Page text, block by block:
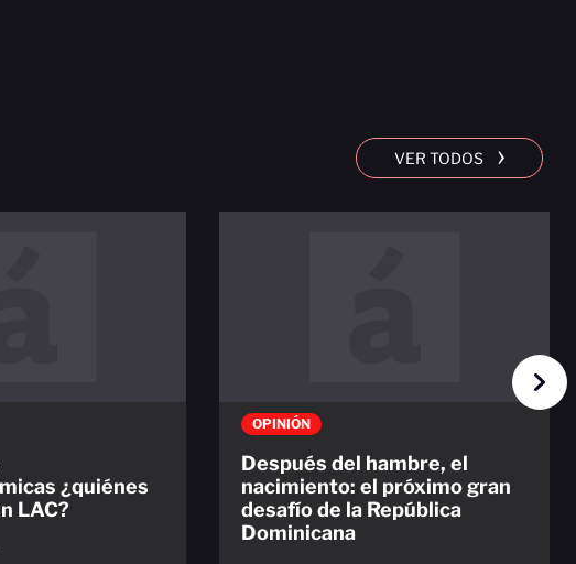
VER TODOS ›
¿quiénes
LAC?
OPINIÓN
Después del hambre, el
nacimiento: el próximo gran
desafío de la República
Dominicana